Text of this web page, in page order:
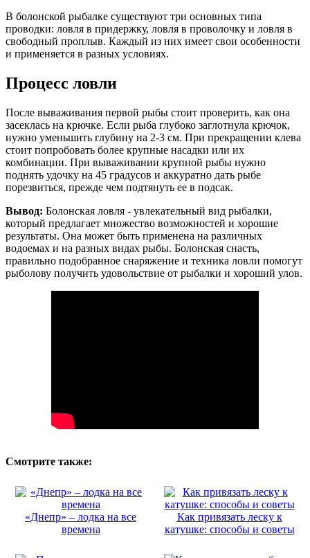
В болонской рыбалке существуют три основных типа
проводки: ловля в придержку, ловля в проволочку и ловля в
свободный проплыв. Каждый из них имеет свои особенности
и применяется в разных условиях.
Процесс ловли
После вываживания первой рыбы стоит проверить, как она
засеклась на крючке. Если рыба глубоко заглотнула крючок,
нужно уменьшить глубину на 2-3 см. При прекращении клева
стоит попробовать более крупные насадки или их
комбинации. При вываживании крупной рыбы нужно
поднять удочку на 45 градусов и аккуратно дать рыбе
порезвиться, прежде чем подтянуть ее в подсак.
Вывод: Болонская ловля - увлекательный вид рыбалки,
который предлагает множество возможностей и хорошие
результаты. Она может быть применена на различных
водоемах и на разных видах рыбы. Болонская снасть,
правильно подобранное снаряжение и техника ловли помогут
рыболову получить удовольствие от рыбалки и хороший улов.
Смотрите также:
«Днепр» – лодка на все
времена
Как привязать леску к
катушке: способы и советы